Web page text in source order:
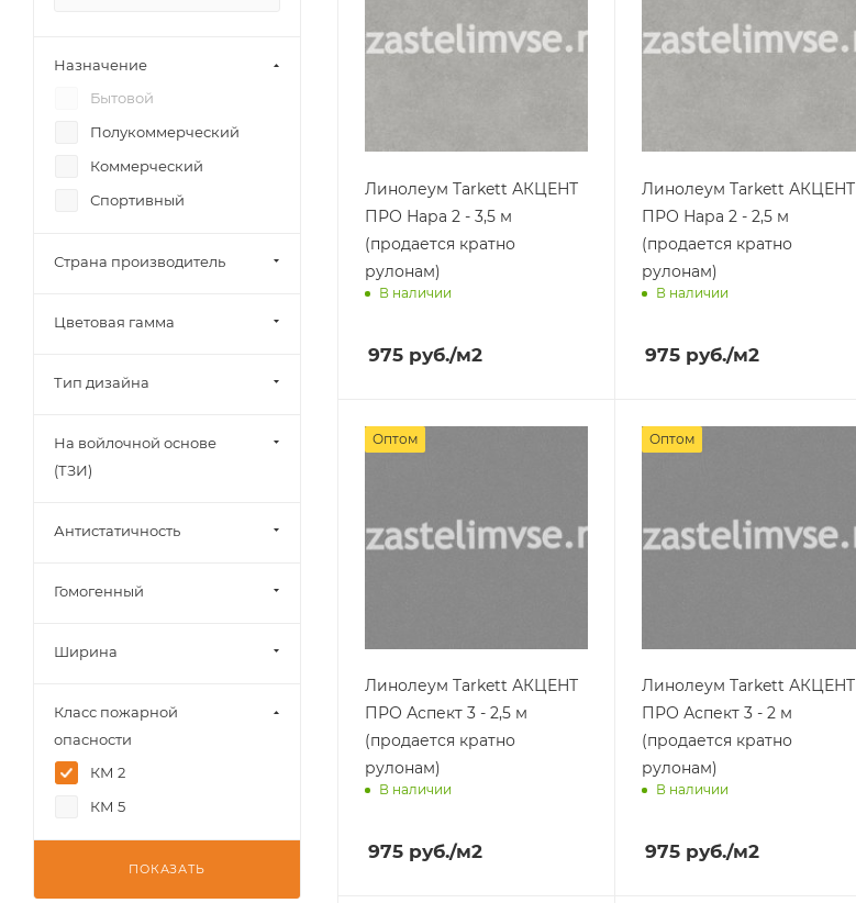
Линолеум Tarkett АКЦЕНТ
ПРО Нара 2 - 3,5 м
(продается кратно
рулонам)
В наличии
975 руб./м2
Линолеум Tarkett АКЦЕНТ
ПРО Нара 2 - 2,5 м
(продается кратно
рулонам)
В наличии
975руб./м2
Оптом
Линолеум Tarkett АКЦЕНТ
ПРО Аспект 3 - 2,5 м
(продается кратно
рулонам)
В наличии
975 руб./м2
Оптом
Линолеум Tarkett АКЦЕНТ
ПРО Аспект 3 - 2 м
(продается кратно
рулонам)
В наличии
975руб./м2
Назначение
Бытовой
Полукоммерческий
Коммерческий
Спортивный
Страна производитель
Цветовая гамма
Тип дизайна
На войлочной основе
(ТЗИ)
Антистатичность
Гомогенный
Ширина
Класс пожарной
опасности
КМ 2
КМ 5
ПОКАЗАТЬ